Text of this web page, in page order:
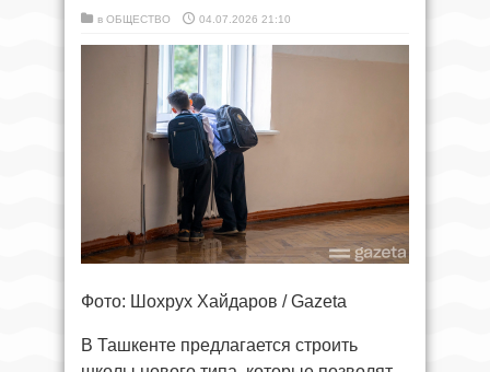
в ОБЩЕСТВО 04.07.2026 21:10
Фото: Шохрух Хайдаров / Gazeta
В Ташкенте предлагается строить